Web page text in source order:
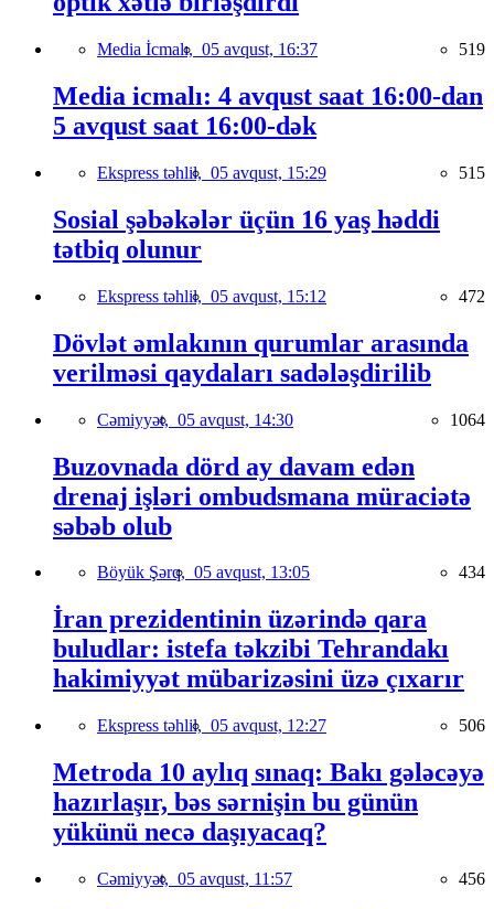
Media İcmalı, 05 avqust, 16:37 519
Media icmalı: 4 avqust saat 16:00-dan
5 avqust saat 16:00-dək
Ekspress təhlil, 05 avqust, 15:29 515
Sosial şəbəkələr üçün 16 yaş həddi
tətbiq olunur
Ekspress təhlil, 05 avqust, 15:12 472
Dövlət əmlakının qurumlar arasında
verilməsi qaydaları sadələşdirilib
Cəmiyyət, 05 avqust, 14:30 1064
Buzovnada dörd ay davam edən
drenaj işləri ombudsmana müraciətə
səbəb olub
Böyük Şərq, 05 avqust, 13:05 434
İran prezidentinin üzərində qara
buludlar: istefa təkzibi Tehrandakı
hakimiyyət mübarizəsini üzə çıxarır
Ekspress təhlil, 05 avqust, 12:27 506
Metroda 10 aylıq sınaq: Bakı gələcəyə
hazırlaşır, bəs sərnişin bu günün
yükünü necə daşıyacaq?
Cəmiyyət, 05 avqust, 11:57 456